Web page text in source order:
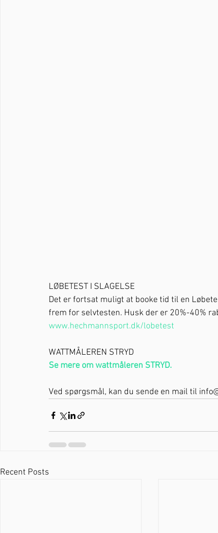
LØBETEST I SLAGELSE
Det er fortsat muligt at booke tid til en
frem for selvtesten. Husk der er 20%-40%
www.hechmannsport.dk/lobetest
WATTMÅLEREN STRYD
Se mere om wattmåleren STRYD.
Ved spørgsmål, kan du sende en mail til
Recent Posts